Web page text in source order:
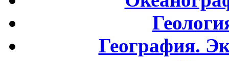
География.